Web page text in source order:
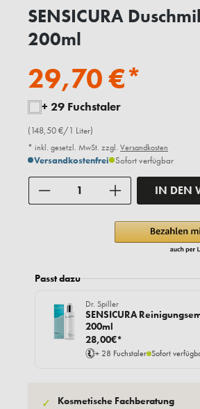
SENSICURA
200ml
29,70 €*
+ 29 Fuchstaler
(148,50 €/1 Liter)
* inkl. gesetzl. MwSt. zzgl. Versandkosten
Versandkostenfrei Sofort verfügbar
IN DEN
Passt dazu
Dr. Spiller
SENSICURA
200ml
28,00€*
+ 28 Fuchstaler Sofort
✓ Kosmetische Fachberatung